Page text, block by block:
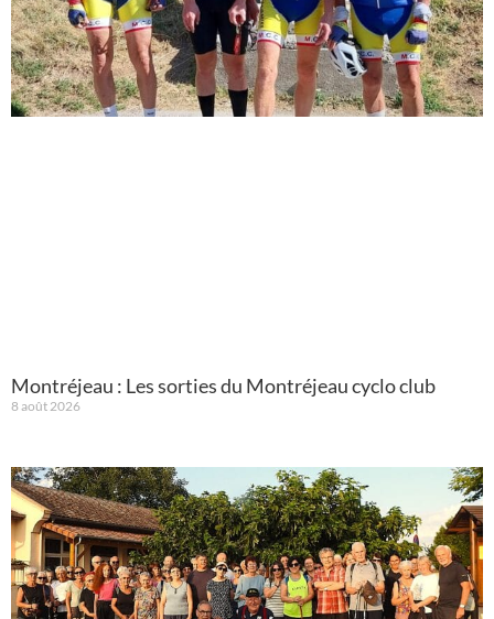
Montréjeau : Les sorties du Montréjeau cyclo club
8 août 2026